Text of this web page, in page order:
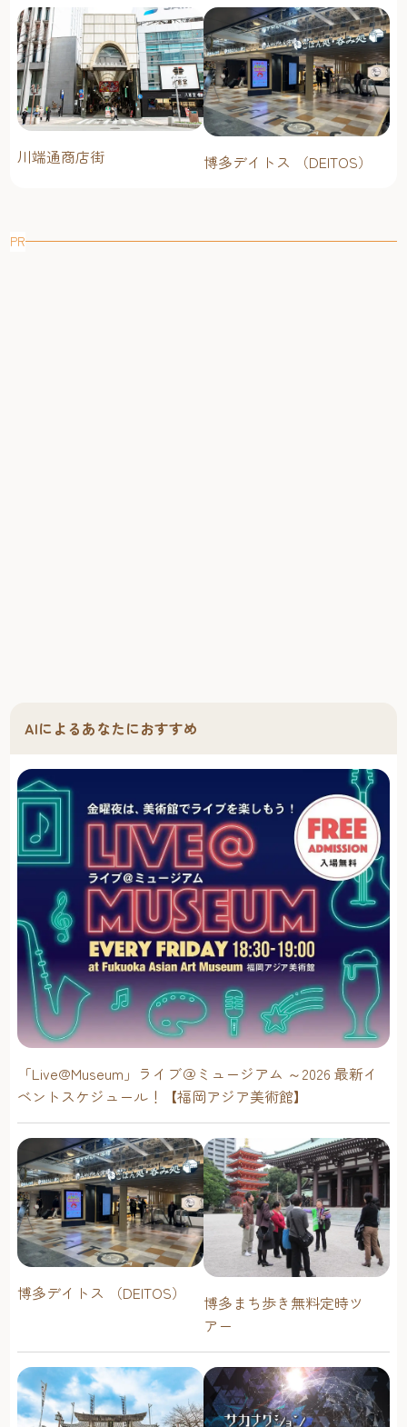
川端通商店街 博多デイトス （DEITOS）
PR
AIによるあなたにおすすめ
「Live@Museum」ライブ＠ミュージアム ～2026 最新イ
ベントスケジュール！【福岡アジア美術館】
博多デイトス （DEITOS）
博多まち歩き無料定時ツ
アー